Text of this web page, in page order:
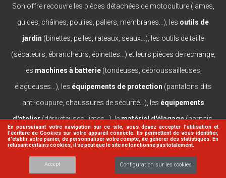
En poursuivant votre navigation sur ce site, vous devez accepter l’utilisation et
l'écriture de Cookies sur votre appareil connecté. Ils permettent de vous identifier,
d'établir votre panier, de personnaliser votre compte, de générer des statistiques. En
refusant certains cookies, il se peut que le site ne fonctionne pas totalement.
Accept Configuration sur les cookies
Son offre recouvre les pièces détachées de motoculture (lames,
guides, châines, poulies, paliers, membranes...), les outils de
jardin (binettes, pelles, rateaux, seaux...), les outils de taille
(sécateurs, ébrancheurs, épinettes...) et leurs pièces de rechange,
les machines à batterie (tondeuses, débroussailleuses,
élagueuses...), les équipements de protection (pantalons dits
anti-coupure, chaussures de sécurité...), les équipements
d'atelier(dériveteuses, limes...), lematériel d'élagage(harnais,
casques, lanceurs...).